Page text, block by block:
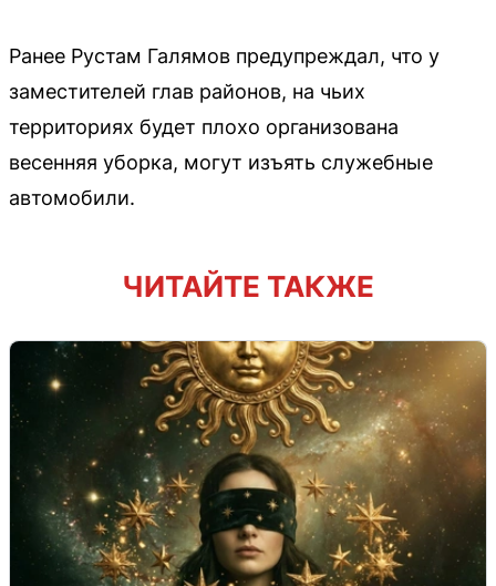
Ранее Рустам Галямов предупреждал, что у
заместителей глав районов, на чьих
территориях будет плохо организована
весенняя уборка, могут изъять служебные
автомобили.
ЧИТАЙТЕ ТАКЖЕ